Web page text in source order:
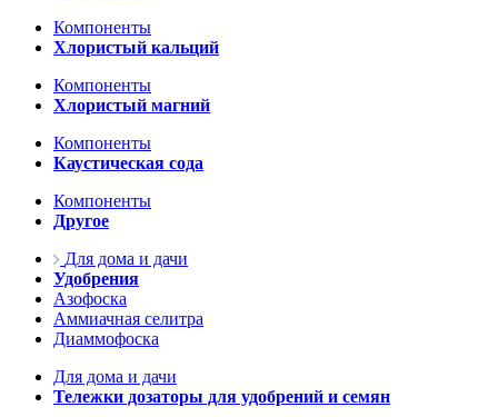
Компоненты
Хлористый кальций
Компоненты
Хлористый магний
Компоненты
Каустическая сода
Компоненты
Другое
Для дома и дачи
Удобрения
Азофоска
Аммиачная селитра
Диаммофоска
Для дома и дачи
Тележки дозаторы для удобрений и семян